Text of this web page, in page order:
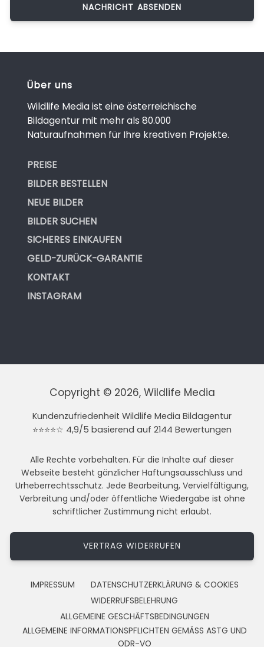
Über uns
Wildlife Media ist eine österreichische
Bildagentur mit mehr als 80.000
Naturaufnahmen für Ihre kreativen Projekte.
PREISE
BILDER BESTELLEN
NEUE BILDER
BILDER SUCHEN
SICHERES EINKAUFEN
GELD-ZURÜCK-GARANTIE
KONTAKT
INSTAGRAM
Copyright © 2026, Wildlife Media
Kundenzufriedenheit Wildlife Media Bildagentur
⭐⭐⭐⭐☆ 4,9/5 basierend auf 2144 Bewertungen
Alle Rechte vorbehalten. Für die Inhalte auf dieser
Webseite besteht gänzlicher Haftungsausschluss und
Urheberrechtsschutz. Jede Bearbeitung, Vervielfältigung,
Verbreitung und/oder öffentliche Wiedergabe ist ohne
schriftlicher Zustimmung nicht erlaubt.
VERTRAG WIDERRUFEN
IMPRESSUM
DATENSCHUTZERKLÄRUNG & COOKIES
WIDERRUFSBELEHRUNG
ALLGEMEINE GESCHÄFTSBEDINGUNGEN
ALLGEMEINE INFORMATIONSPFLICHTEN GEMÄSS ASTG UND
ODR-VO